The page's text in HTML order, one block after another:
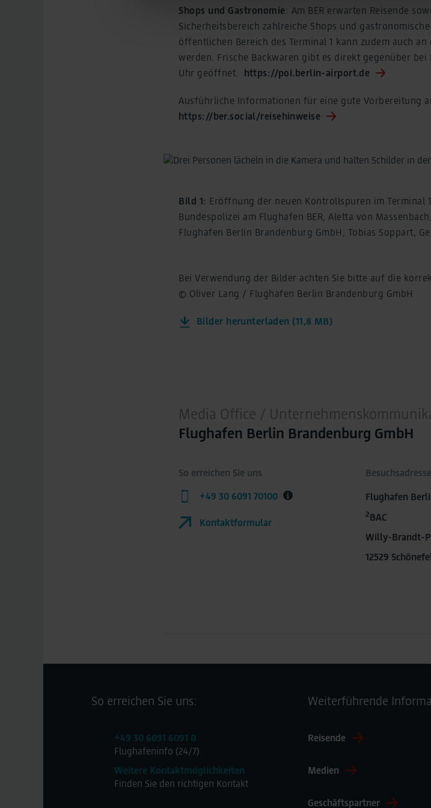
hashing process before being transmitted to Google. This enables
ensuring that the original data is not transmitted in plain text.
You can find detailed information under "Show details" and in our
Legal Notice
Shops und Gastronomie : Am BER erwarten Reisende
Sicherheitsbereich zahlreiche Shops und
öffentlichen Bereich des Terminal 1 kann zudem auch
werden. Frische Backwaren gibt es direkt gegenüber
Uhr geöffnet. https://poi.berlin-airport.de
Ausführliche Informationen für eine gute Vorbereitung
https://ber.social/reisehinweise
Bild 1: Eröffnung der neuen Kontrollspuren im Terminal
Bundespolizei am Flughafen BER, Aletta von
Flughafen Berlin Brandenburg GmbH, Tobias Soppart,
Bei Verwendung der Bilder achten Sie bitte auf die
© Oliver Lang / Flughafen Berlin Brandenburg GmbH
Bilder herunterladen (11,8 MB)
Media Office /
Flughafen Berlin Brandenburg GmbH
So erreichen Sie uns
+49 30 6091 70100
Kontaktformular
Besuchsadresse
Flughafen
2BAC
Willy-Brandt-
12529
So erreichen Sie uns:
+49 30 6091 6091 0
Flughafeninfo (24/7)
Weitere Kontaktmöglichkeiten
Finden Sie den richtigen Kontakt
Weiterführende
Reisende
Medien
Geschäftspartner